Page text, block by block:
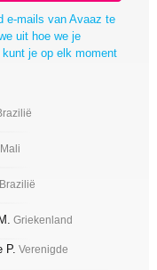
e-mails van Avaaz te
uit hoe we je
je op elk moment
Mali
Brazilië
Griekenland
P. Verenigde